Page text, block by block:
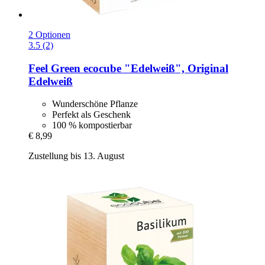
2 Optionen
3.5 (2)
Feel Green ecocube "Edelweiß", Original
Edelweiß
Wunderschöne Pflanze
Perfekt als Geschenk
100 % kompostierbar
€ 8,99
Zustellung bis 13. August